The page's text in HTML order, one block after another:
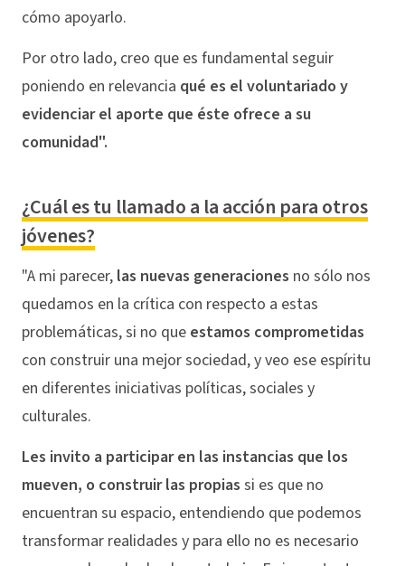
cómo apoyarlo.
Por otro lado, creo que es fundamental seguir
poniendo en relevancia qué es el voluntariado y
evidenciar el aporte que éste ofrece a su
comunidad".
¿Cuál es tu llamado a la acción para otros
jóvenes?
"A mi parecer, las nuevas generaciones no sólo nos
quedamos en la crítica con respecto a estas
problemáticas, si no que estamos comprometidas
con construir una mejor sociedad, y veo ese espíritu
en diferentes iniciativas políticas, sociales y
culturales.
Les invito a participar en las instancias que los
mueven, o construir las propias si es que no
encuentran su espacio, entendiendo que podemos
transformar realidades y para ello no es necesario